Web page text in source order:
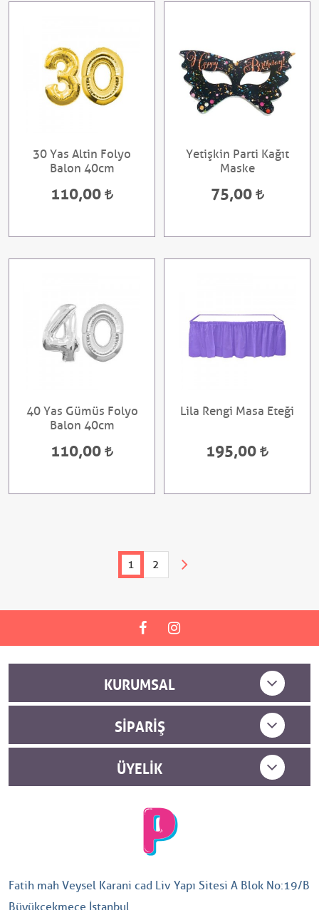
30 Yas Altin Folyo
Balon 40cm
110,00
Yetişkin Parti Kağıt
Maske
75,00
40 Yas Gümüs Folyo
Balon 40cm
110,00
Lila Rengi Masa Eteği
195,00
1 2
KURUMSAL
SIPARIŞ
ÜYELIK
Fatih mah Veysel Karani cad Liv Yapı Sitesi A Blok No:19/B
Büyükçekmece İstanbul